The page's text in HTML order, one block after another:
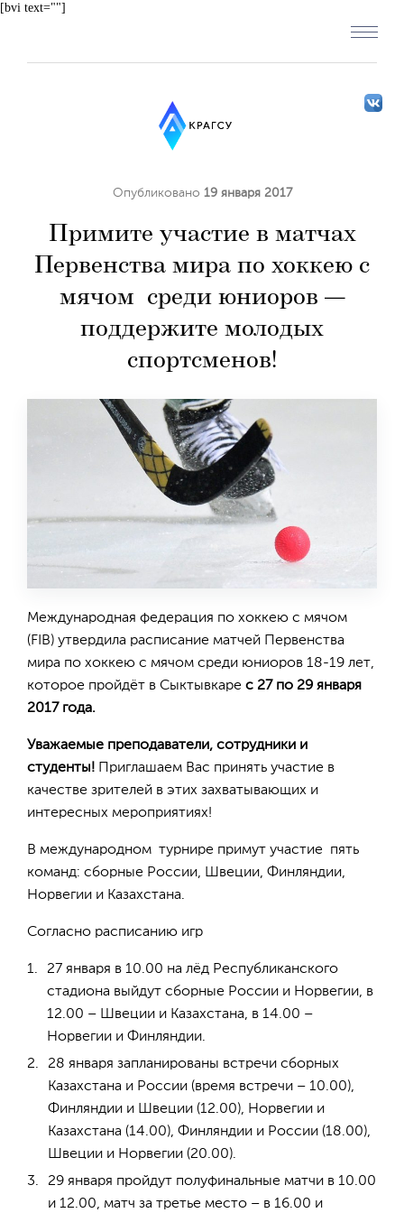
[bvi text=""]
Опубликовано 19 января 2017
Примите участие в матчах
Первенства мира по хоккею с
мячом среди юниоров —
поддержите молодых
спортсменов!
Международная федерация по хоккею с мячом
(FIB) утвердила расписание матчей Первенства
мира по хоккею с мячом среди юниоров 18-19 лет,
которое пройдёт в Сыктывкаре с 27 по 29 января
2017 года.
Уважаемые преподаватели, сотрудники и
студенты!
Приглашаем Вас принять участие в
качестве зрителей в этих захватывающих и
интересных мероприятиях!
В международном турнире примут участие пять
команд: сборные России, Швеции, Финляндии,
Норвегии и Казахстана.
Согласно расписанию игр
27 января в 10.00 на лёд Республиканского
стадиона выйдут сборные России и Норвегии, в
12.00 – Швеции и Казахстана, в 14.00 –
Норвегии и Финляндии.
28 января запланированы встречи сборных
Казахстана и России (время встречи – 10.00),
Финляндии и Швеции (12.00), Норвегии и
Казахстана (14.00), Финляндии и России (18.00),
Швеции и Норвегии (20.00).
29 января пройдут полуфинальные матчи в 10.00
и 12.00, матч за третье место – в 16.00 и